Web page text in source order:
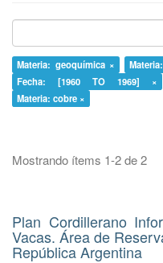
Materia: geoquímica ×
Fecha: [1960 TO 1969] ×
Materia: cobre ×
Mostrando ítems 1-2 de 2
Plan Cordillerano
Vacas. Área de
República Argentina